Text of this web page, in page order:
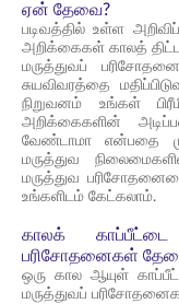
ஏன் தேவை?
படிவத்தில் உள்ள
அறிக்கைகள் காலத்
மருத்துவப்
சுயவிவரத்தை
நிறுவனம் உங்கள்
அறிக்கைகளின்
வேண்டாமா என்பதை
மருத்துவ
மருத்துவ
உங்களிடம் கேட்கலாம்.
காலக்
பரிசோதனைகள்
ஒரு கால ஆயுள்
மருத்துவப்